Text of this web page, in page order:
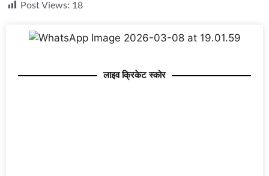
Post Views: 18
लाइव क्रिकेट स्कोर